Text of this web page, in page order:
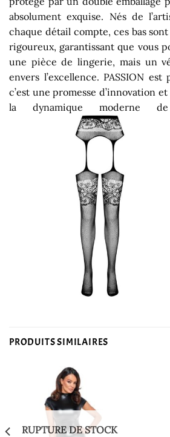
absolument exquise. Nés de
chaque détail compte, ces bas
rigoureux, garantissant que vous
une pièce de lingerie, mais un
envers l’excellence. PASSION est
c’est une promesse d’innovation
la dynamique moderne
PRODUITS SIMILAIRES
RUPTURE DE STOCK